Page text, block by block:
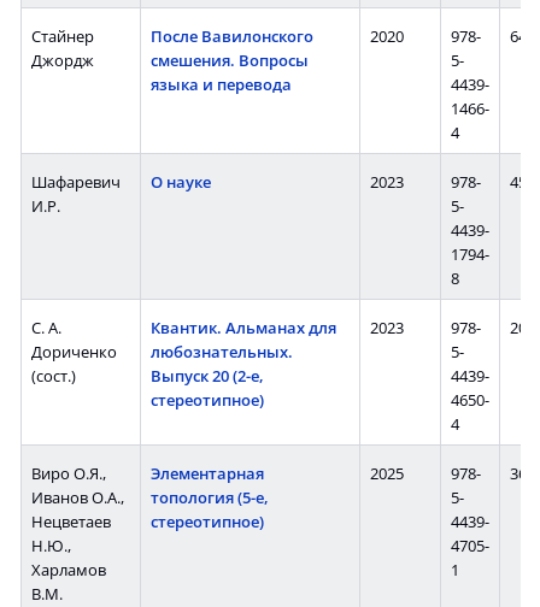
Стайнер
Джордж
После Вавилонского
смешения. Вопросы
языка и перевода
2020
978-
5-
4439-
1466-
4
645
Шафаревич
И.Р.
О науке 2023
978-
5-
4439-
1794-
8
456
С. А.
Дориченко
(сост.)
Квантик. Альманах для
любознательных.
Выпуск 20 (2-е,
стереотипное)
2023
978-
5-
4439-
4650-
4
208
Виро О.Я.,
Иванов О.А.,
Нецветаев
Н.Ю.,
Харламов
В.М.
Элементарная
топология (5-е,
стереотипное)
2025
978-
5-
4439-
4705-
1
368